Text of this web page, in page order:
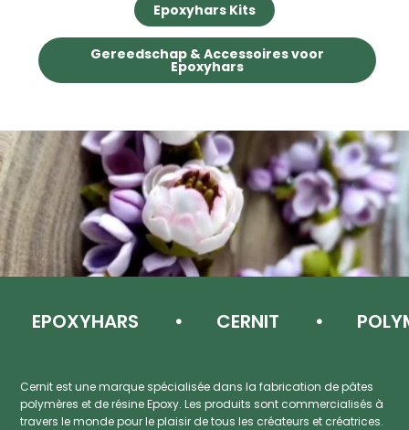
Epoxyhars Kits
Gereedschap & Accessoires voor
Epoxyhars
EPOXYHARS CERNIT
Cernit est une marque spécialisée dans la fabrication de pâtes
polymères et de résine Epoxy. Les produits sont commercialisés à
travers le monde pour le plaisir de tous les créateurs et créatrices.